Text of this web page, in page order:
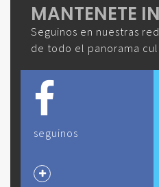
MANTENETE
Seguinos en nuestras
de todo el panorama
seguinos